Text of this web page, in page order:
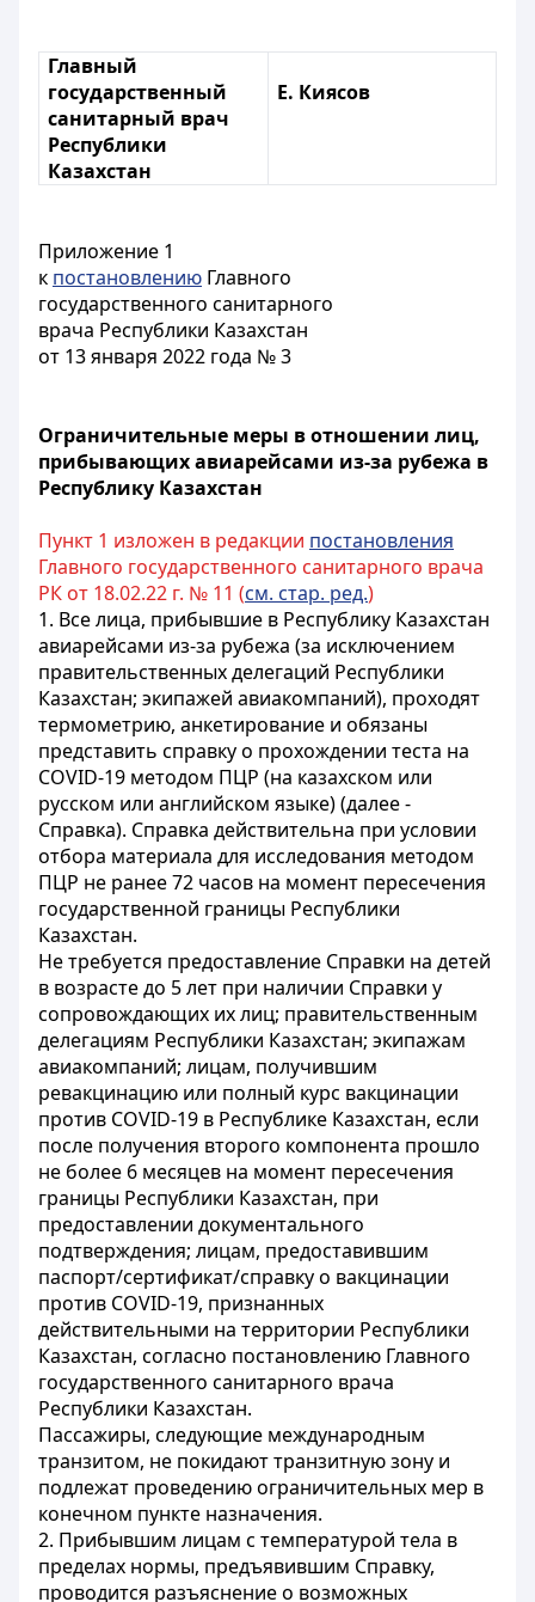
Главный
государственный
санитарный врач
Республики
Казахстан
Е. Киясов
Приложение 1
к постановлению Главного
государственного санитарного
врача Республики Казахстан
от 13 января 2022 года № 3
Ограничительные меры в отношении лиц,
прибывающих авиарейсами из-за рубежа в
Республику Казахстан
Пункт 1 изложен в редакции постановления
Главного государственного санитарного врача
РК от 18.02.22 г. № 11 (см. стар. ред.)
1. Все лица, прибывшие в Республику Казахстан
авиарейсами из-за рубежа (за исключением
правительственных делегаций Республики
Казахстан; экипажей авиакомпаний), проходят
термометрию, анкетирование и обязаны
представить справку о прохождении теста на
COVID-19 методом ПЦР (на казахском или
русском или английском языке) (далее -
Справка). Справка действительна при условии
отбора материала для исследования методом
ПЦР не ранее 72 часов на момент пересечения
государственной границы Республики
Казахстан.
Не требуется предоставление Справки на детей
в возрасте до 5 лет при наличии Справки у
сопровождающих их лиц; правительственным
делегациям Республики Казахстан; экипажам
авиакомпаний; лицам, получившим
ревакцинацию или полный курс вакцинации
против COVID-19 в Республике Казахстан, если
после получения второго компонента прошло
не более 6 месяцев на момент пересечения
границы Республики Казахстан, при
предоставлении документального
подтверждения; лицам, предоставившим
паспорт/сертификат/справку о вакцинации
против COVID-19, признанных
действительными на территории Республики
Казахстан, согласно постановлению Главного
государственного санитарного врача
Республики Казахстан.
Пассажиры, следующие международным
транзитом, не покидают транзитную зону и
подлежат проведению ограничительных мер в
конечном пункте назначения.
2. Прибывшим лицам с температурой тела в
пределах нормы, предъявившим Справку,
проводится разъяснение о возможных